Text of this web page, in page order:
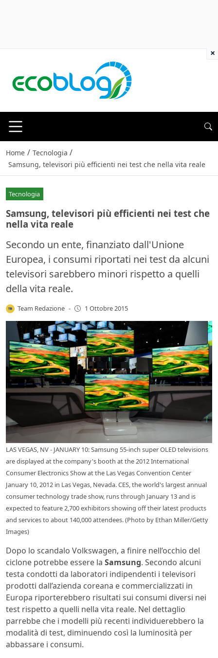
Home / Tecnologia /
Samsung, televisori più efficienti nei test che nella vita reale
Tecnologia
Samsung, televisori più efficienti nei test che
nella vita reale
Secondo un ente, finanziato dall'Unione
Europea, i consumi riportati nei test da alcuni
televisori sarebbero minori rispetto a quelli
della vita reale.
Team Redazione - 1 Ottobre 2015
LAS VEGAS, NV - JANUARY 10: Samsung 55-inch super OLED televisions
are displayed at the company's booth at the 2012 International
Consumer Electronics Show at the Las Vegas Convention Center
January 10, 2012 in Las Vegas, Nevada. CES, the world's largest annual
consumer technology trade show, runs through January 13 and is
expected to feature 2,700 exhibitors showing off their latest products
and services to about 140,000 attendees. (Photo by Ethan Miller/Getty
Images)
Dopo lo scandalo Volkswagen, a finire nell’occhio del
ciclone potrebbe essere la Samsung. Secondo alcuni
testa condotti da laboratori indipendenti i televisori
prodotti dall’azienda coreana e commercializzati in
Europa riporterebbero risultati sui consumi diversi nei
test rispetto a quelli nella vita reale. Nel dettaglio
parrebbe che i modelli più recenti individuerebbero la
modalità di test, diminuendo così la luminosità per
abbassare i consumi.
×